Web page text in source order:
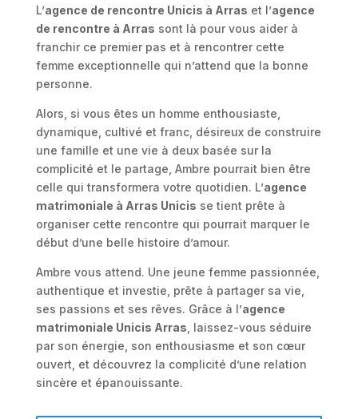
L’agence de rencontre Unicis à Arras et l’agence
de rencontre à Arras sont là pour vous aider à
franchir ce premier pas et à rencontrer cette
femme exceptionnelle qui n’attend que la bonne
personne.
Alors, si vous êtes un homme enthousiaste,
dynamique, cultivé et franc, désireux de construire
une famille et une vie à deux basée sur la
complicité et le partage, Ambre pourrait bien être
celle qui transformera votre quotidien. L’agence
matrimoniale à Arras Unicis se tient prête à
organiser cette rencontre qui pourrait marquer le
début d’une belle histoire d’amour.
Ambre vous attend. Une jeune femme passionnée,
authentique et investie, prête à partager sa vie,
ses passions et ses rêves. Grâce à l’agence
matrimoniale Unicis Arras , laissez-vous séduire
par son énergie, son enthousiasme et son cœur
ouvert, et découvrez la complicité d’une relation
sincère et épanouissante.